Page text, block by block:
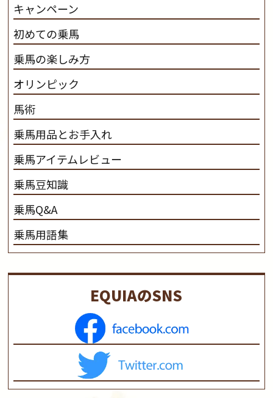
キャンペーン
初めての乗馬
乗馬の楽しみ方
オリンピック
馬術
乗馬用品とお手入れ
乗馬アイテムレビュー
乗馬豆知識
乗馬Q&A
乗馬用語集
EQUIAのSNS